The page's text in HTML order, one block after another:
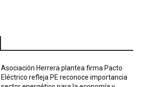
Asociación Herrera plantea firma Pacto
Eléctrico refleja PE reconoce importancia